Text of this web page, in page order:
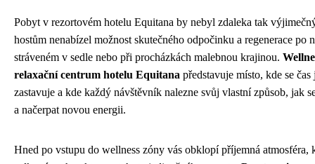
Pobyt v rezortovém hotelu Equitana by nebyl zdaleka tak
hostům nenabízel možnost skutečného odpočinku a regenerace po
stráveném v sedle nebo při procházkách malebnou krajinou.
relaxační centrum hotelu Equitana představuje místo, kde se
zastavuje a kde každý návštěvník nalezne svůj vlastní způsob, jak
a načerpat novou energii.
Hned po vstupu do wellness zóny vás obklopí příjemná atmosféra,